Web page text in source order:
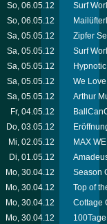
So, 06.05.12
Surf
So, 06.05.12
Sa, 05.05.12
Zipfer
Sa, 05.05.12
Surf
Sa, 05.05.12
Sa, 05.05.12
We
Sa, 05.05.12
Arthur
Fr, 04.05.12
Do, 03.05.12
Mi, 02.05.12
MAX
Di, 01.05.12
Mo, 30.04.12
Season
Mo, 30.04.12
Top of
Mo, 30.04.12
Cottage
Mo, 30.04.12